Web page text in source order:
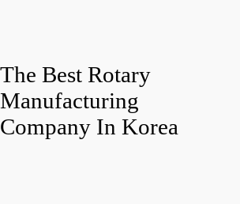
The Best Rotary
Manufacturing
Company In Korea